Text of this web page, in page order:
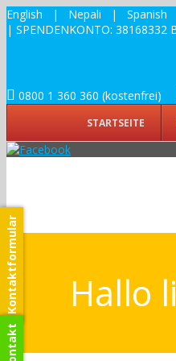
English | Nepali | Spanish
| SPENDENKONTO:
0800 1 360 360 (kostenfrei)
STARTSEITE
Hallo
Kontaktformular